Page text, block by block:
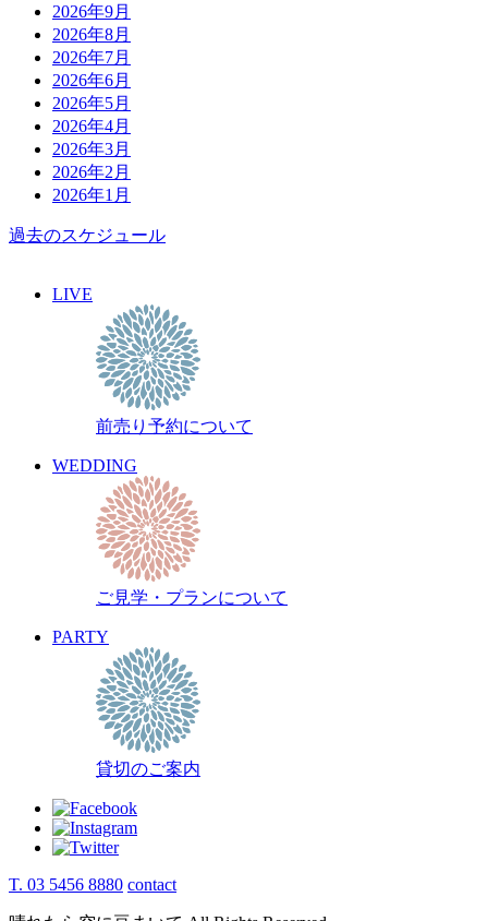
2026年9月
2026年8月
2026年7月
2026年6月
2026年5月
2026年4月
2026年3月
2026年2月
2026年1月
過去のスケジュール
LIVE
前売り予約について
WEDDING
ご見学・プランについて
PARTY
貸切のご案内
T. 03 5456 8880 contact